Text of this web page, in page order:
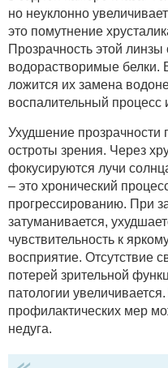
но неуклонно
это помутнение
Прозрачность этой
водорастворимые белки.
ложится их замена
воспалительный процесс
Ухудшение прозрачности
остроты зрения. Через
фокусируются лучи
– это хронический
прогрессированию. При
затуманивается,
чувствительность к
восприятие. Отсутствие
потерей зрительной
патологии
профилактических мер
недуга.